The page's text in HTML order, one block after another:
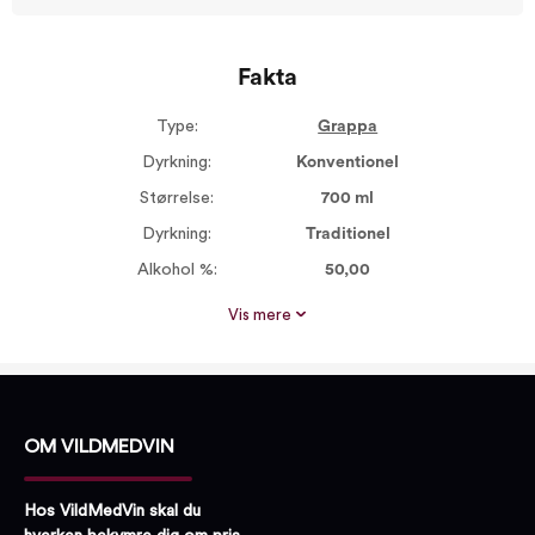
Fakta
Type: Grappa
Dyrkning: Konventionel
Størrelse: 700 ml
Dyrkning: Traditionel
Alkohol %: 50,00
Vis mere
OM VILDMEDVIN
Hos VildMedVin skal du